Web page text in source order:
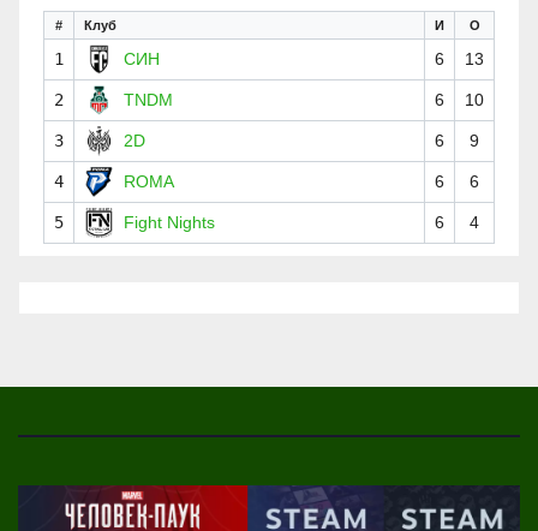
# Клуб И О
1 СИН 6 13
2 TNDM 6 10
3 2D 6 9
4 ROMA 6 6
5 Fight Nights 6 4